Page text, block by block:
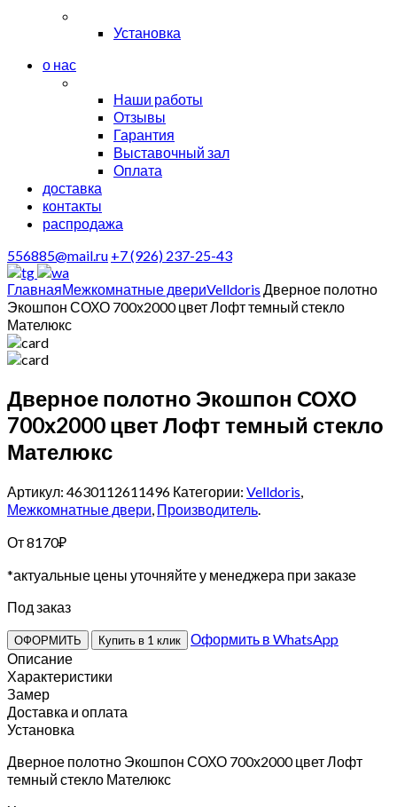
Установка
о нас
Наши работы
Отзывы
Гарантия
Выставочный зал
Оплата
доставка
контакты
распродажа
556885@mail.ru +7 (926) 237-25-43
ГлавнаяМежкомнатные двериVelldoris Дверное полотно
Экошпон СОХО 700х2000 цвет Лофт темный стекло
Мателюкс
Дверное полотно Экошпон СОХО
700х2000 цвет Лофт темный стекло
Мателюкс
Артикул: 4630112611496 Категории: Velldoris,
Межкомнатные двери, Производитель.
От8170₽
*актуальные цены уточняйте у менеджера при заказе
Под заказ
ОФОРМИТЬ Купить в 1 клик
Оформить в WhatsApp
Описание
Характеристики
Замер
Доставка и оплата
Установка
Дверное полотно Экошпон СОХО 700х2000 цвет Лофт
темный стекло Мателюкс